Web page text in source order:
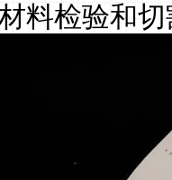
料检验和切